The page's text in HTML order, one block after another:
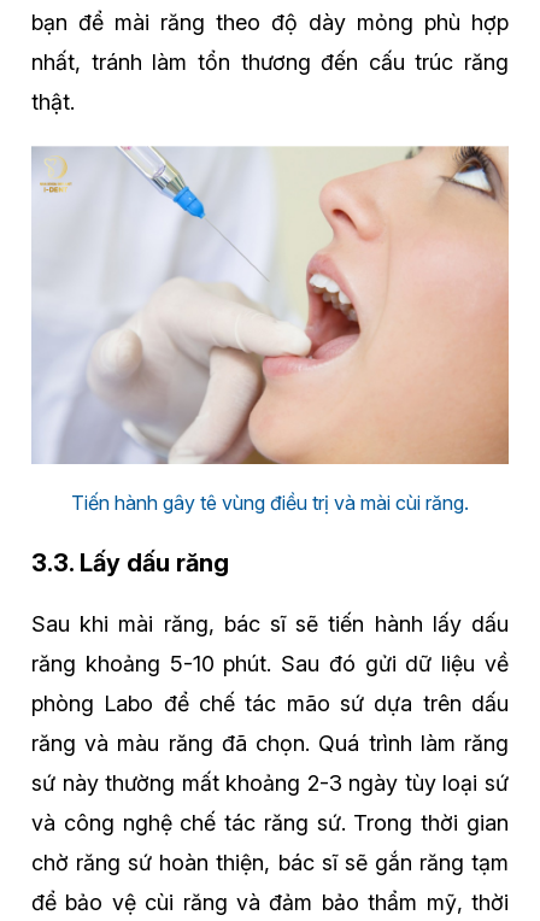
bạn để mài răng theo độ dày mỏng phù hợp
nhất, tránh làm tổn thương đến cấu trúc răng
thật.
Tiến hành gây tê vùng điều trị và mài cùi răng.
3.3. Lấy dấu răng
Sau khi mài răng, bác sĩ sẽ tiến hành lấy dấu
răng khoảng 5-10 phút. Sau đó gửi dữ liệu về
phòng Labo để chế tác mão sứ dựa trên dấu
răng và màu răng đã chọn. Quá trình làm răng
sứ này thường mất khoảng 2-3 ngày tùy loại sứ
và công nghệ chế tác răng sứ. Trong thời gian
chờ răng sứ hoàn thiện, bác sĩ sẽ gắn răng tạm
để bảo vệ cùi răng và đảm bảo thẩm mỹ, thời